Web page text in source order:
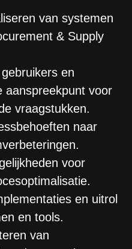
van systemen
& Supply
en
aanspreekpunt voor
vraagstukken.
naar
voor
en uitrol
en tools.
van